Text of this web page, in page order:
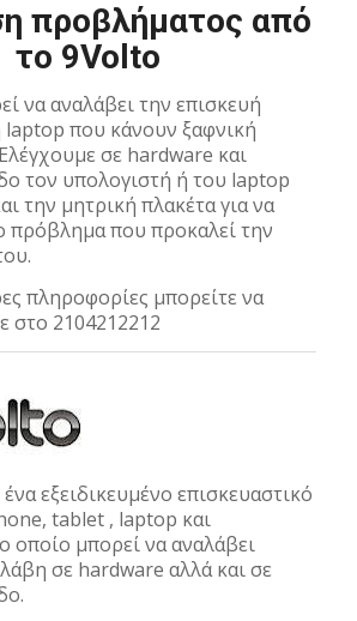
προβλήματος από
το 9Volto
να αναλάβει την επισκευή
που κάνουν ξαφνική
σε hardware και
τον υπολογιστή ή του laptop
την μητρική πλακέτα για να
πρόβλημα που προκαλεί την
πληροφορίες μπορείτε να
στο 2104212212
ένα εξειδικευμένο επισκευαστικό
tablet , laptop και
οποίο μπορεί να αναλάβει
σε hardware αλλά και σε